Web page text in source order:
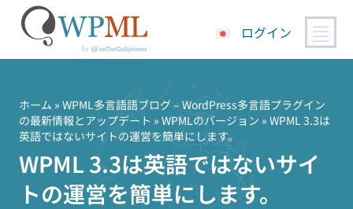
ログイン
ホーム » WPML多言語語ブログ – WordPress多言語プラグイン
の最新情報とアップデート » WPMLのバージョン » WPML 3.3は
英語ではないサイトの運営を簡単にします。
WPML 3.3は英語ではないサイ
トの運営を簡単にします。